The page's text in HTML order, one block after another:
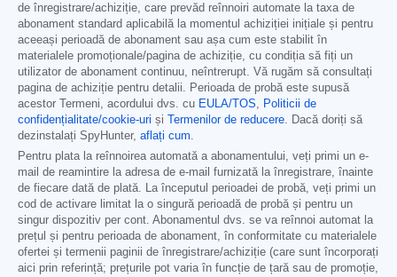
de înregistrare/achiziție, care prevăd reînnoiri automate la taxa de
abonament standard aplicabilă la momentul achiziției inițiale și pentru
aceeași perioadă de abonament sau așa cum este stabilit în
materialele promoționale/pagina de achiziție, cu condiția să fiți un
utilizator de abonament continuu, neîntrerupt. Vă rugăm să consultați
pagina de achiziție pentru detalii. Perioada de probă este supusă
acestor Termeni, acordului dvs. cu EULA/TOS, Politicii de
confidențialitate/cookie-uri și Termenilor de reducere. Dacă doriți să
dezinstalați SpyHunter, aflați cum.
Pentru plata la reînnoirea automată a abonamentului, veți primi un e-
mail de reamintire la adresa de e-mail furnizată la înregistrare, înainte
de fiecare dată de plată. La începutul perioadei de probă, veți primi un
cod de activare limitat la o singură perioadă de probă și pentru un
singur dispozitiv per cont. Abonamentul dvs. se va reînnoi automat la
prețul și pentru perioada de abonament, în conformitate cu materialele
ofertei și termenii paginii de înregistrare/achiziție (care sunt încorporați
aici prin referință; prețurile pot varia în funcție de țară sau de promoție,